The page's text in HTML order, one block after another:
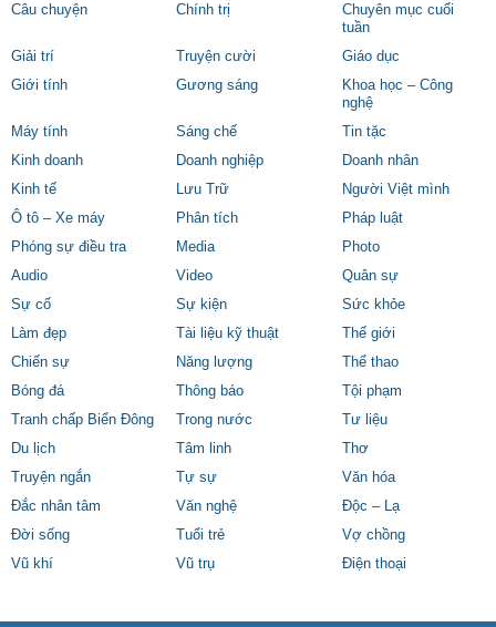
Câu chuyện
Chính trị
Chuyên mục cuối
tuần
Giải trí
Truyện cười
Giáo dục
Giới tính
Gương sáng
Khoa học – Công
nghệ
Máy tính
Sáng chế
Tin tặc
Kinh doanh
Doanh nghiệp
Doanh nhân
Kinh tế
Lưu Trữ
Người Việt mình
Ô tô – Xe máy
Phân tích
Pháp luật
Phóng sự điều tra
Media
Photo
Audio
Video
Quân sự
Sự cố
Sự kiện
Sức khỏe
Làm đẹp
Tài liệu kỹ thuật
Thế giới
Chiến sự
Năng lượng
Thể thao
Bóng đá
Thông báo
Tội phạm
Tranh chấp Biển Đông
Trong nước
Tư liệu
Du lịch
Tâm linh
Thơ
Truyện ngắn
Tự sự
Văn hóa
Đắc nhân tâm
Văn nghệ
Độc – Lạ
Đời sống
Tuổi trẻ
Vợ chồng
Vũ khí
Vũ trụ Điện thoại